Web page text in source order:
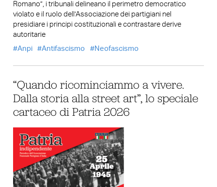
Romano”, i tribunali delineano il perimetro democratico
violato e il ruolo dell’Associazione dei partigiani nel
presidiare i principi costituzionali e contrastare derive
autoritarie
Anpi
Antifascismo Neofascismo
“Quando ricominciammo a vivere.
Dalla storia alla street art”, lo speciale
cartaceo di Patria 2026